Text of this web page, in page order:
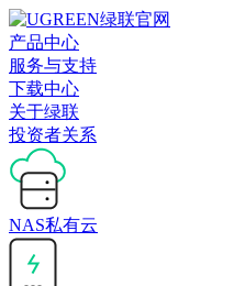
产品中心
服务与支持
下载中心
关于绿联
投资者关系
NAS私有云